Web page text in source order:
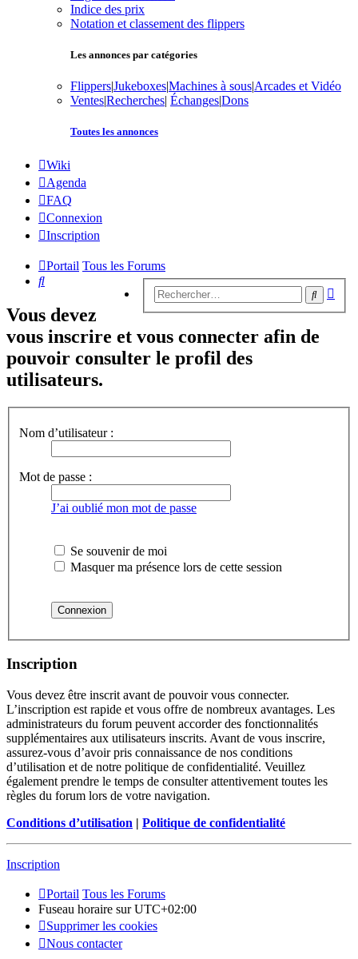
Indice des prix
Notation et classement des flippers
Les annonces par catégories
Flippers|Jukeboxes|Machines à sous|Arcades et Vidéo
Ventes|Recherches| Échanges|Dons
Toutes les annonces
Wiki
Agenda
FAQ
Connexion
Inscription
Portail Tous les Forums
Rechercher
Vous devez
vous inscrire et vous connecter afin de
pouvoir consulter le profil des
utilisateurs.
Nom d’utilisateur :
Mot de passe :
J’ai oublié mon mot de passe
Se souvenir de moi
Masquer ma présence lors de cette session
Inscription
Vous devez être inscrit avant de pouvoir vous connecter.
L’inscription est rapide et vous offre de nombreux avantages. Les
administrateurs du forum peuvent accorder des fonctionnalités
supplémentaires aux utilisateurs inscrits. Avant de vous inscrire,
assurez-vous d’avoir pris connaissance de nos conditions
d’utilisation et de notre politique de confidentialité. Veuillez
également prendre le temps de consulter attentivement toutes les
règles du forum lors de votre navigation.
Conditions d’utilisation | Politique de confidentialité
Inscription
Portail Tous les Forums
Fuseau horaire surUTC+02:00
Supprimer les cookies
Nous contacter